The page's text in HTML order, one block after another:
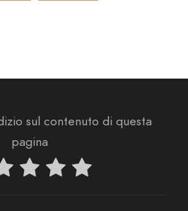
sul contenuto di questa
pagina